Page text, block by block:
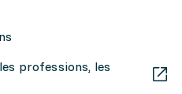
professions, les